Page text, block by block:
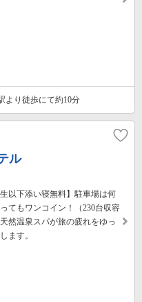
より徒歩にて約10分
ル
生以下添い寝無料】駐車場は何
てもワンコイン！（230台収容
然温泉スパが旅の疲れをゆっ
ます。